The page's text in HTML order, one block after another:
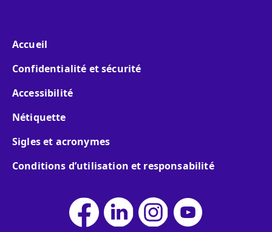
Menu pied de page
Accueil
Confidentialité et sécurité
Accessibilité
Nétiquette
Sigles et acronymes
Conditions d’utilisation et responsabilité